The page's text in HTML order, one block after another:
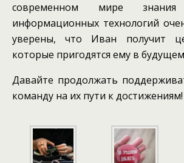
современном мире
информационных технологий
уверены, что Иван получит
которые пригодятся ему в
Давайте продолжать
команду на их пути к достижениям!